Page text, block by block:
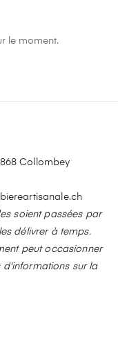
le moment.
Collombey
soient passées par
délivrer à temps.
peut occasionner
d'informations sur la